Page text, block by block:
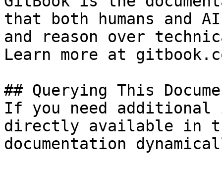
that both humans and
and reason over
Learn more at
## Querying This
If you need
directly available in
documentation